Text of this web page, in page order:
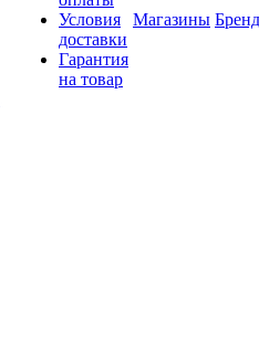
Условия
доставки
Гарантия
на товар
Магазины